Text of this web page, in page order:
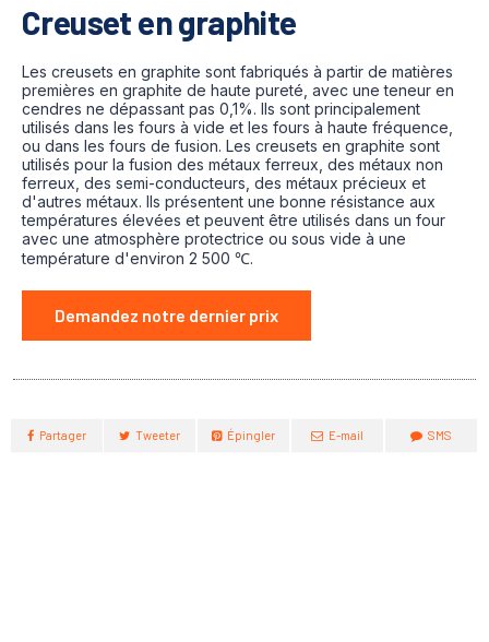
Creuset en graphite
Les creusets en graphite sont fabriqués à partir de matières
premières en graphite de haute pureté, avec une teneur en
cendres ne dépassant pas 0,1%. Ils sont principalement
utilisés dans les fours à vide et les fours à haute fréquence,
ou dans les fours de fusion. Les creusets en graphite sont
utilisés pour la fusion des métaux ferreux, des métaux non
ferreux, des semi-conducteurs, des métaux précieux et
d'autres métaux. Ils présentent une bonne résistance aux
températures élevées et peuvent être utilisés dans un four
avec une atmosphère protectrice ou sous vide à une
température d'environ 2 500 ℃.
Demandez notre dernier prix
Partager Tweeter Épingler E-mail SMS